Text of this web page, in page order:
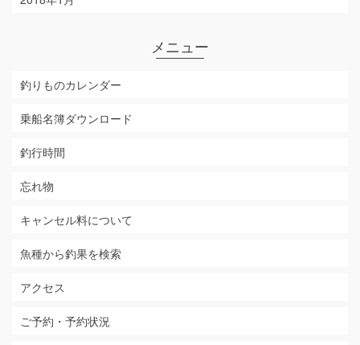
メニュー
釣りものカレンダー
乗船名簿ダウンロード
釣行時間
忘れ物
キャンセル料について
魚種から釣果を検索
アクセス
ご予約・予約状況